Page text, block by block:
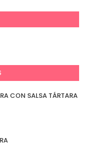
CON SALSA TÁRTARA